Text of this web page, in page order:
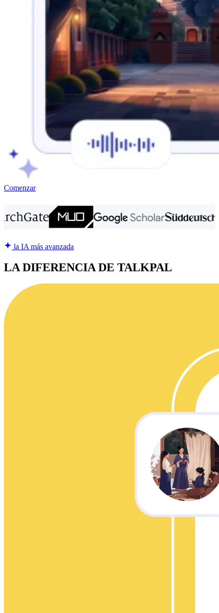
Comenzar
la IA más avanzada
LA DIFERENCIA DE TALKPAL